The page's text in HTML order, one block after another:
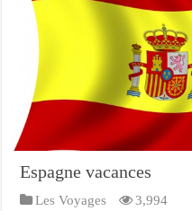
Espagne vacances
Les Voyages 3,994